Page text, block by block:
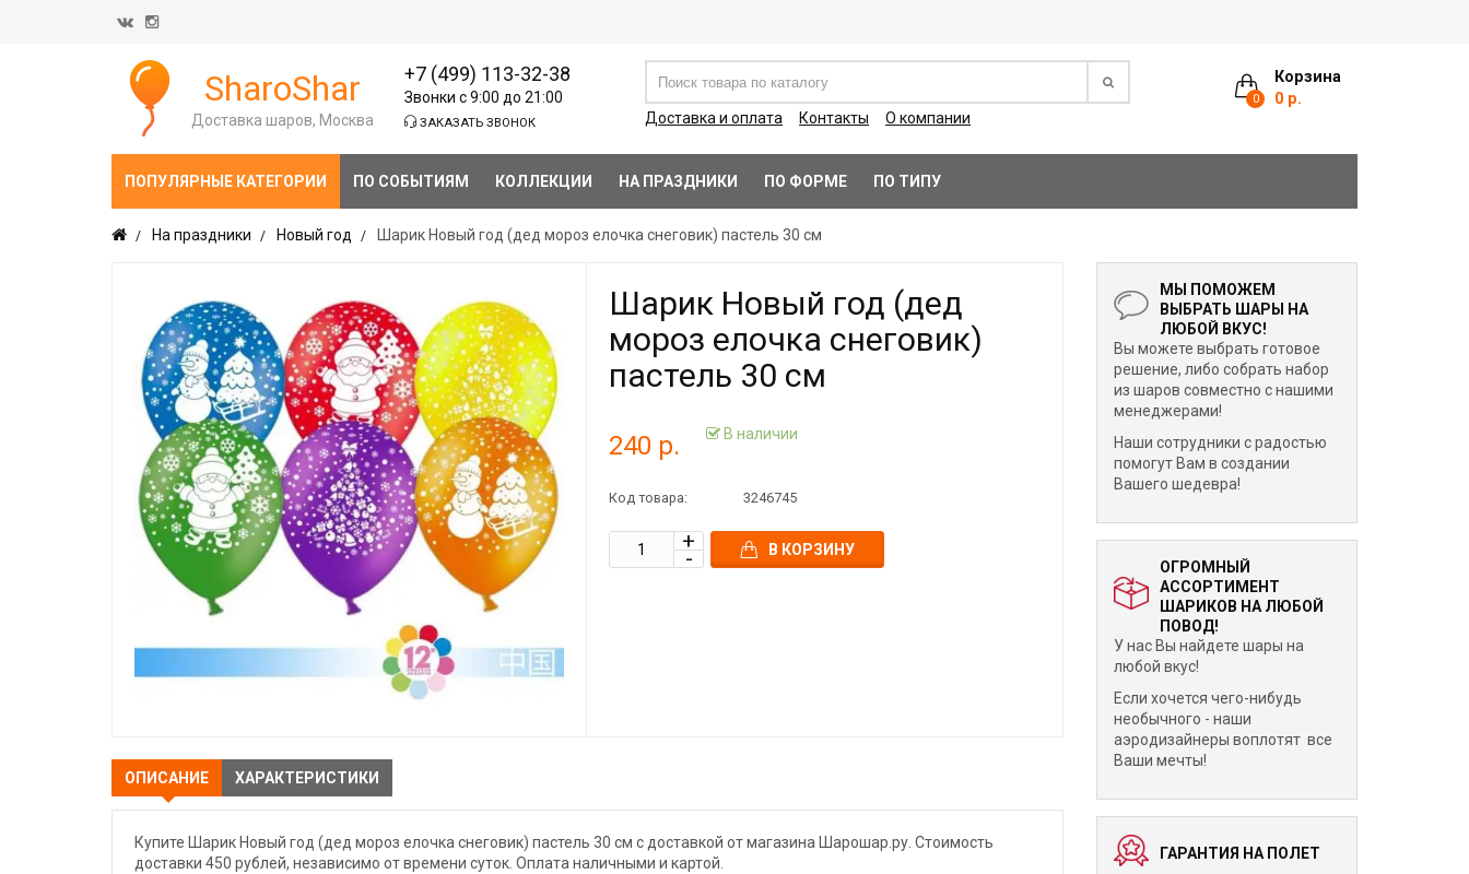
Корзина
0 0 р.
SharoShar
Доставка шаров, Москва
+7 (499) 113-32-38
Звонки с 9:00 до 21:00
ЗАКАЗАТЬ ЗВОНОК Доставка и оплата Контакты О компании
ПОПУЛЯРНЫЕ КАТЕГОРИИ ПО СОБЫТИЯМ КОЛЛЕКЦИИ НА ПРАЗДНИКИ ПО ФОРМЕ ПО ТИПУ
На праздники Новый год Шарик Новый год (дед мороз елочка снеговик) пастель 30 см
Шарик Новый год (дед
мороз елочка снеговик)
пастель 30 см
240 р. В наличии
Код товара: 3246745
В КОРЗИНУ
ОПИСАНИЕ ХАРАКТЕРИСТИКИ
Купите Шарик Новый год (дед мороз елочка снеговик) пастель 30 см с доставкой от магазина Шарошар.ру. Стоимость
доставки 450 рублей, независимо от времени суток. Оплата наличными и картой.
МЫ ПОМОЖЕМ
ВЫБРАТЬ ШАРЫ НА
ЛЮБОЙ ВКУС!
Вы можете выбрать готовое
решение, либо собрать набор
из шаров совместно с нашими
менеджерами!
Наши сотрудники с радостью
помогут Вам в создании
Вашего шедевра!
ОГРОМНЫЙ
АССОРТИМЕНТ
ШАРИКОВ НА ЛЮБОЙ
ПОВОД!
У нас Вы найдете шары на
любой вкус!
Если хочется чего-нибудь
необычного - наши
аэродизайнеры воплотят все
Ваши мечты!
ГАРАНТИЯ НА ПОЛЕТ